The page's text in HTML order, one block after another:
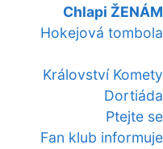
Chlapi ŽENÁM
Hokejová tombola
Království Komety
Dortiáda
Ptejte se
Fan klub informuje